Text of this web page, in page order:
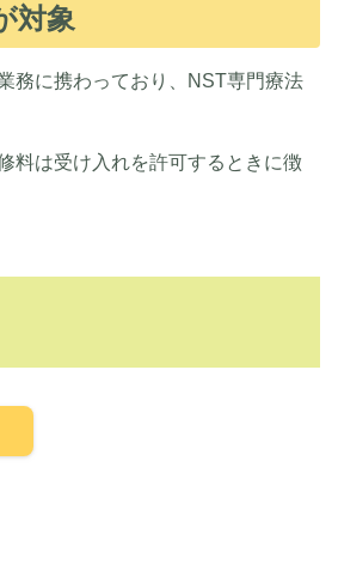
対象
務に携わっており、NST専門療法
料は受け入れを許可するときに徴